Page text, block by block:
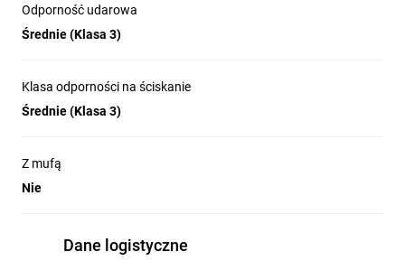
Odporność udarowa
Średnie (Klasa 3)
Klasa odporności na ściskanie
Średnie (Klasa 3)
Z mufą
Nie
Dane logistyczne